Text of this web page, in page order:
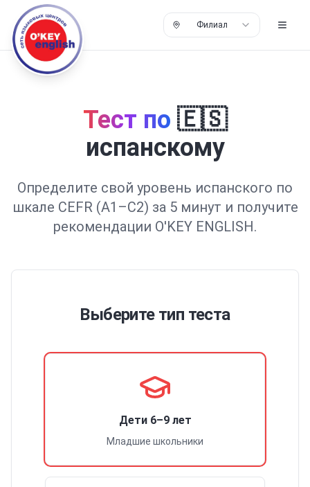
Филиал
Тест по 🇪🇸
испанскому
Определите свой уровень испанского по
шкале CEFR (A1–C2) за 5 минут и получите
рекомендации O'KEY ENGLISH.
Выберите тип теста
Дети 6–9 лет
Младшие школьники